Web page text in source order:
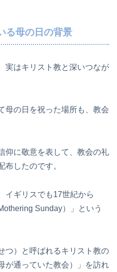
る母の日の背景
実はキリスト教と深いつなが
母の日を祝った場所も、教会
仰に敬意を表して、教会の礼
布したのです。
イギリスでも17世紀から
Sunday）」という
つ）と呼ばれるキリスト教の
が通っていた教会）」を訪れ